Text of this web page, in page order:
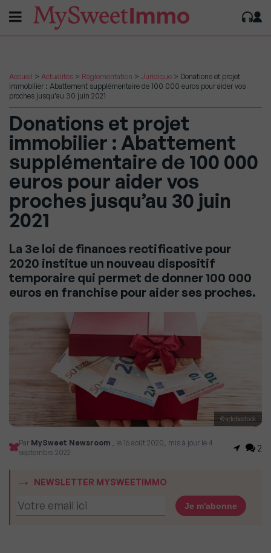
Accueil > Actualités > Règlementation > Juridique > Donations et projet
immobilier : Abattement supplémentaire de 100 000 euros pour aider vos
proches jusqu’au 30 juin 2021
Donations et projet
immobilier : Abattement
supplémentaire de 100 000
euros pour aider vos
proches jusqu’au 30 juin
2021
La 3e loi de finances rectificative pour
2020 institue un nouveau dispositif
temporaire qui permet de donner 100 000
euros en franchise pour aider ses proches.
© adobestock
Par MySweet Newsroom , le 16 août 2020, mis à jour le 4
septembre 2022
2
NEWSLETTER MYSWEETIMMO